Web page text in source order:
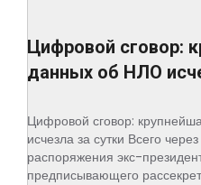
Цифровой сговор:
данных об НЛО
Цифровой сговор:
исчезла за сутки Всего
распоряжения экс-
предписывающего